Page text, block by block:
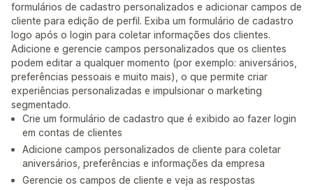
formulários de cadastro personalizados e adicionar campos de
cliente para edição de perfil. Exiba um formulário de cadastro
logo após o login para coletar informações dos clientes.
Adicione e gerencie campos personalizados que os clientes
podem editar a qualquer momento (por exemplo: aniversários,
preferências pessoais e muito mais), o que permite criar
experiências personalizadas e impulsionar o marketing
segmentado.
Crie um formulário de cadastro que é exibido ao fazer login
em contas de clientes
Adicione campos personalizados de cliente para coletar
aniversários, preferências e informações da empresa
Gerencie os campos de cliente e veja as respostas